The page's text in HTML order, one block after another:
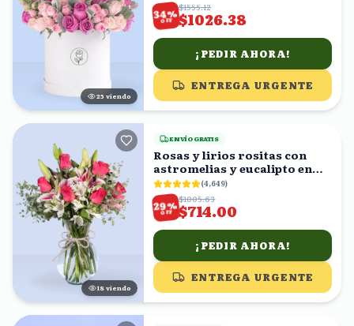
24 viendo
34%
OFF
$1555.12
$1026.38
¡PEDIR AHORA!
ENTREGA URGENTE
17 viendo
ENVÍO GRATIS
Rosas y lirios rositas con
astromelias y eucalipto en
florero (4,649)
29%
OFF
$1005.63
$714.00
¡PEDIR AHORA!
ENTREGA URGENTE